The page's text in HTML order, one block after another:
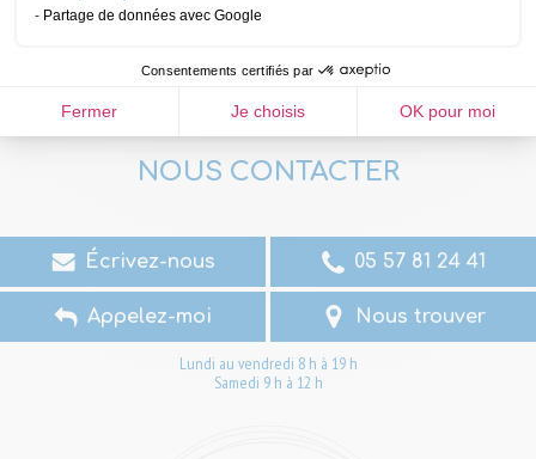
Partage de données avec Google
Consentements certifiés par
Fermer Je choisis OK pour moi
NOUS CONTACTER
Écrivez-nous 05 57 81 24 41
Lundi au vendredi 8 h à 19 h
Samedi 9 h à 12 h
Appelez-moi Nous trouver